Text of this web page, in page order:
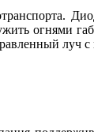
огнями
луч с